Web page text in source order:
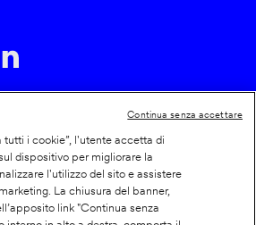
i cookie”, l'utente accetta di
dispositivo per migliorare la
l'utilizzo del sito e assistere
La chiusura del banner,
link "Continua senza
Continua senza accettare